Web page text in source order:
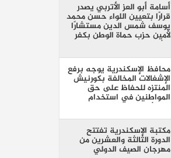
أسامة أبو العز الأتربي يصدر
قرارًا بتعيين اللواء حسن محمد
يوسف شمس الدين مستشارًا
لأمين حزب حماة الوطن بكفر
الشيخ
محافظ الإسكندرية يوجه برفع
الإشغالات المخالفة بكورنيش
المنتزه للحفاظ على حق
المواطنين في استخدام
الممشى
مكتبة الإسكندرية تفتتح
الدورة الثالثة والعشرين من
مهرجان الصيف الدولي